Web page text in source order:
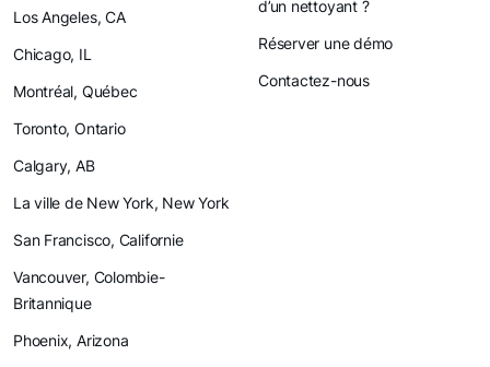
Los Angeles, CA
Chicago, IL
Montréal, Québec
Toronto, Ontario
Calgary, AB
La ville de New York, New York
San Francisco, Californie
Vancouver, Colombie-
Britannique
Phoenix, Arizona
d’un nettoyant ?
Réserver une démo
Contactez-nous